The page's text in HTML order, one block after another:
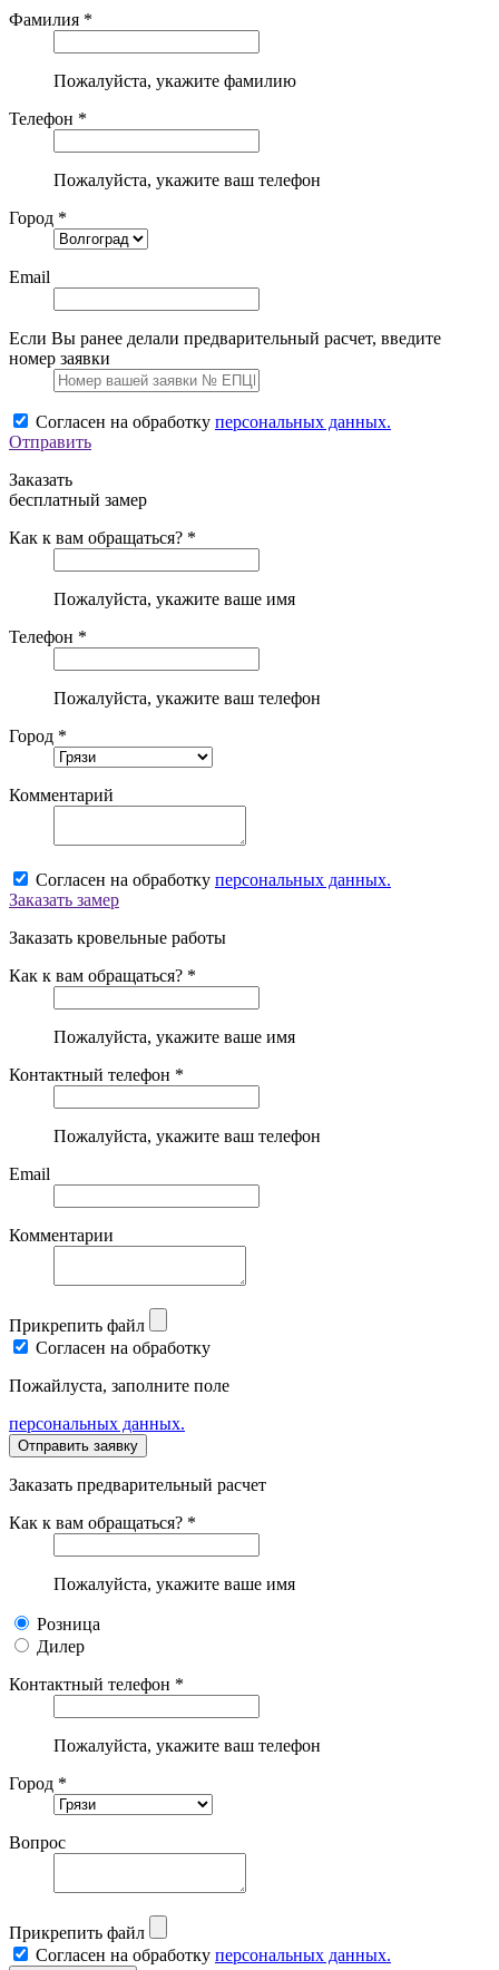
Фамилия *
Пожалуйста, укажите фамилию
Телефон *
Пожалуйста, укажите ваш телефон
Город *
Email
Если Вы ранее делали предварительный расчет, введите
номер заявки
Согласен на обработку персональных данных.
Отправить
Заказать
бесплатный замер
Как к вам обращаться? *
Пожалуйста, укажите ваше имя
Телефон *
Пожалуйста, укажите ваш телефон
Город *
Комментарий
Согласен на обработку персональных данных.
Заказать замер
Заказать кровельные работы
Как к вам обращаться? *
Пожалуйста, укажите ваше имя
Контактный телефон *
Пожалуйста, укажите ваш телефон
Email
Комментарии
Прикрепить файл
Согласен на обработку
Пожайлуста, заполните поле
персональных данных.
Заказать предварительный расчет
Как к вам обращаться? *
Пожалуйста, укажите ваше имя
Розница
Дилер
Контактный телефон *
Пожалуйста, укажите ваш телефон
Город *
Вопрос
Прикрепить файл
Согласен на обработку персональных данных.